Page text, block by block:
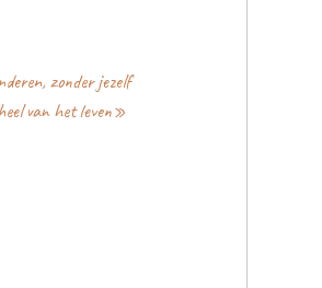
zonder jezelf
van het leven»